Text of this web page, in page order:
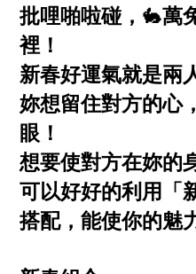
批哩啪啦碰， 🐇萬
裡！
新春好運氣就是兩
妳想留住對方的心
眼！
想要使對方在妳的
可以好好的利用「
搭配，能使你的魅